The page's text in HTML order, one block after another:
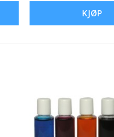
KJØP